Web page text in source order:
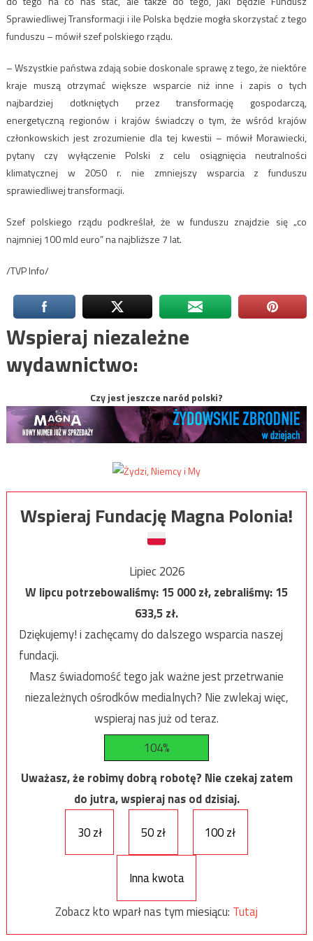
Sprawiedliwej Transformacji i ile Polska będzie mogła skorzystać z tego
funduszu – mówił szef polskiego rządu.
– Wszystkie państwa zdają sobie doskonale sprawę z tego, że niektóre
kraje muszą otrzymać większe wsparcie niż inne i zapis o tych
najbardziej dotkniętych przez transformację gospodarczą,
energetyczną regionów i krajów świadczy o tym, że wśród krajów
członkowskich jest zrozumienie dla tej kwestii – mówił Morawiecki,
pytany czy wyłączenie Polski z celu osiągnięcia neutralności
klimatycznej w 2050 r. nie zmniejszy wsparcia z funduszu
sprawiedliwej transformacji.
Szef polskiego rządu podkreślał, że w funduszu znajdzie się „co
najmniej 100 mld euro” na najbliższe 7 lat.
/TVP Info/
Wspieraj niezależne
wydawnictwo:
Czy jest jeszcze naród polski?
Wspieraj Fundację Magna Polonia!
Lipiec 2026
W lipcu potrzebowaliśmy:15 000zł, zebraliśmy:15
633,5zł.
Dziękujemy! i zachęcamy do dalszego wsparcia naszej
fundacji.
Masz świadomość tego jak ważne jest przetrwanie
niezależnych ośrodków medialnych? Nie zwlekaj więc,
wspieraj nas już od teraz.
104%
Uważasz, że robimy dobrą robotę? Nie czekaj zatem
do jutra, wspieraj nas od dzisiaj.
30 zł
50 zł 100 zł
Inna kwota
Zobacz kto wparł nas tym miesiącu: Tutaj